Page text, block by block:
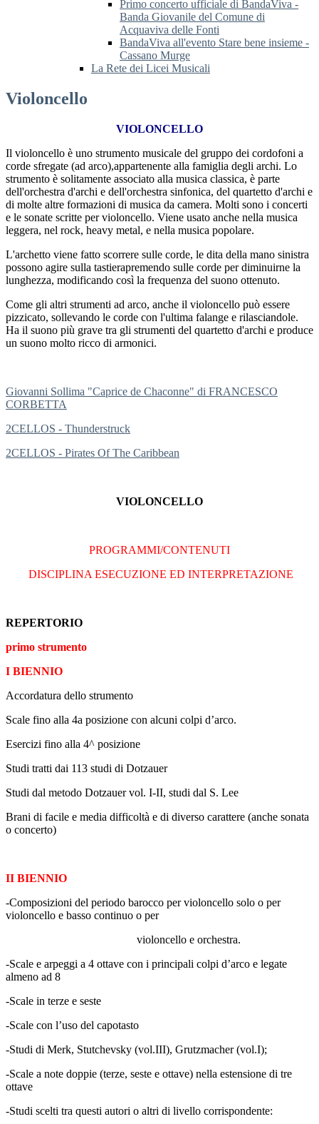
Primo concerto ufficiale di BandaViva -
Banda Giovanile del Comune di
Acquaviva delle Fonti
BandaViva all'evento Stare bene insieme -
Cassano Murge
La Rete dei Licei Musicali
Violoncello
VIOLONCELLO
Il violoncello è uno strumento musicale del gruppo dei cordofoni a
corde sfregate (ad arco),appartenente alla famiglia degli archi. Lo
strumento è solitamente associato alla musica classica, è parte
dell'orchestra d'archi e dell'orchestra sinfonica, del quartetto d'archi e
di molte altre formazioni di musica da camera. Molti sono i concerti
e le sonate scritte per violoncello. Viene usato anche nella musica
leggera, nel rock, heavy metal, e nella musica popolare.
L'archetto viene fatto scorrere sulle corde, le dita della mano sinistra
possono agire sulla tastierapremendo sulle corde per diminuirne la
lunghezza, modificando così la frequenza del suono ottenuto.
Come gli altri strumenti ad arco, anche il violoncello può essere
pizzicato, sollevando le corde con l'ultima falange e rilasciandole.
Ha il suono più grave tra gli strumenti del quartetto d'archi e produce
un suono molto ricco di armonici.
Giovanni Sollima "Caprice de Chaconne" di FRANCESCO
CORBETTA
2CELLOS - Thunderstruck
2CELLOS - Pirates Of The Caribbean
VIOLONCELLO
PROGRAMMI/CONTENUTI
DISCIPLINA ESECUZIONE ED INTERPRETAZIONE
REPERTORIO
primo strumento
I BIENNIO
Accordatura dello strumento
Scale fino alla 4a posizione con alcuni colpi d’arco.
Esercizi fino alla 4^ posizione
Studi tratti dai 113 studi di Dotzauer
Studi dal metodo Dotzauer vol. I-II, studi dal S. Lee
Brani di facile e media difficoltà e di diverso carattere (anche sonata
o concerto)
II BIENNIO
-Composizioni del periodo barocco per violoncello solo o per
violoncello e basso continuo o per
violoncello e orchestra.
-Scale e arpeggi a 4 ottave con i principali colpi d’arco e legate
almeno ad 8
-Scale in terze e seste
-Scale con l’uso del capotasto
-Studi di Merk, Stutchevsky (vol.III), Grutzmacher (vol.I);
-Scale a note doppie (terze, seste e ottave) nella estensione di tre
ottave
-Studi scelti tra questi autori o altri di livello corrispondente: